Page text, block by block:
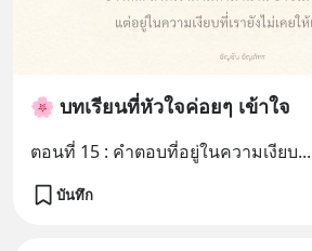
🌸 บทเรียนที่หัวใจค่อยๆ เข้าใจ
ตอนที่ 15 : คำตอบที่อยู่ในความเงียบ...
บันทึก